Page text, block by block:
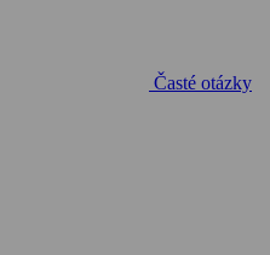
Časté otázky